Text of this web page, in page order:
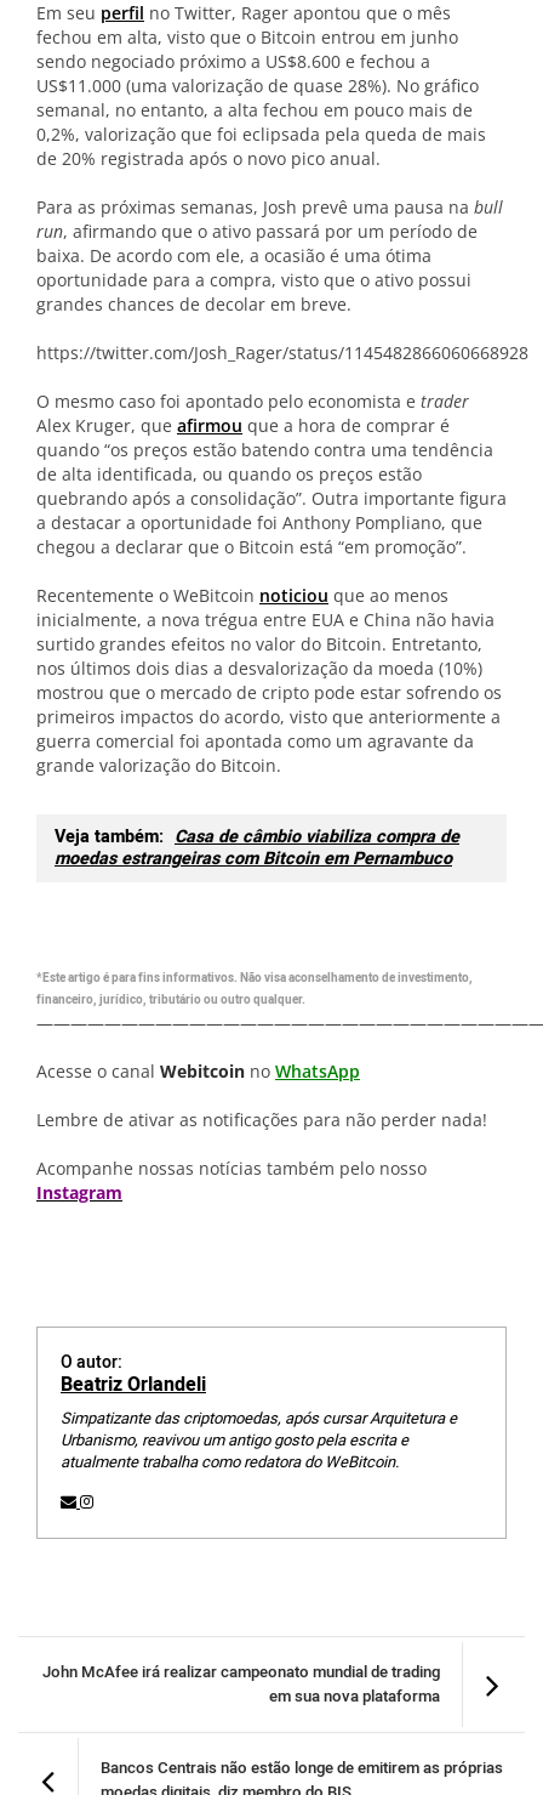
Em seu perfil no Twitter, Rager apontou que o mês
fechou em alta, visto que o Bitcoin entrou em junho
sendo negociado próximo a US$8.600 e fechou a
US$11.000 (uma valorização de quase 28%). No gráfico
semanal, no entanto, a alta fechou em pouco mais de
0,2%, valorização que foi eclipsada pela queda de mais
de 20% registrada após o novo pico anual.
Para as próximas semanas, Josh prevê uma pausa na bull
run, afirmando que o ativo passará por um período de
baixa. De acordo com ele, a ocasião é uma ótima
oportunidade para a compra, visto que o ativo possui
grandes chances de decolar em breve.
https://twitter.com/Josh_Rager/status/1145482866060668928
O mesmo caso foi apontado pelo economista e trader
Alex Kruger, que afirmou que a hora de comprar é
quando “os preços estão batendo contra uma tendência
de alta identificada, ou quando os preços estão
quebrando após a consolidação”. Outra importante figura
a destacar a oportunidade foi Anthony Pompliano, que
chegou a declarar que o Bitcoin está “em promoção”.
Recentemente o WeBitcoin noticiou que ao menos
inicialmente, a nova trégua entre EUA e China não havia
surtido grandes efeitos no valor do Bitcoin. Entretanto,
nos últimos dois dias a desvalorização da moeda (10%)
mostrou que o mercado de cripto pode estar sofrendo os
primeiros impactos do acordo, visto que anteriormente a
guerra comercial foi apontada como um agravante da
grande valorização do Bitcoin.
Veja também: Casa de câmbio viabiliza compra de
moedas estrangeiras com Bitcoin em Pernambuco
*Este artigo é para fins informativos. Não visa aconselhamento de investimento,
financeiro, jurídico, tributário ou outro qualquer.
Acesse o canal Webitcoin no WhatsApp
Lembre de ativar as notificações para não perder nada!
Acompanhe nossas notícias também pelo nosso
Instagram
O autor:
Beatriz Orlandeli
Simpatizante das criptomoedas, após cursar Arquitetura e
Urbanismo, reavivou um antigo gosto pela escrita e
atualmente trabalha como redatora do WeBitcoin.
John McAfee irá realizar campeonato mundial de trading
em sua nova plataforma
Bancos Centrais não estão longe de emitirem as próprias